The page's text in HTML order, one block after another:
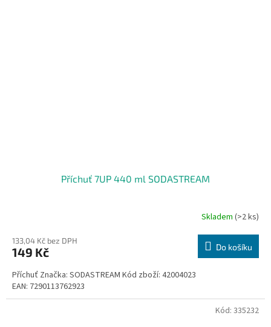
Příchuť 7UP 440 ml SODASTREAM
Skladem (>2 ks)
133,04 Kč bez DPH
149 Kč Do košíku
Příchuť Značka: SODASTREAM Kód zboží: 42004023
EAN: 7290113762923
Kód: 335232